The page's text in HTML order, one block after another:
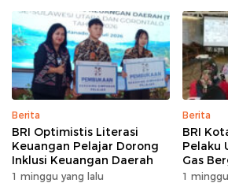
Berita
BRI Optimistis Literasi
Keuangan Pelajar Dorong
Inklusi Keuangan Daerah
1 minggu yang lalu
Berita
BRI
Pelaku
Gas
Agen
1